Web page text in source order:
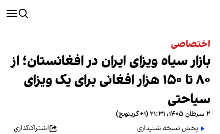
اختصاصی
بازار سیاه ویزای ایران در افغانستان؛ از
۸۰ تا ۱۵۰ هزار افغانی برای یک ویزای
سیاحتی
۲ سرطان ۱۴۰۵، ۲۱:۳۱ (‎+۱ گرینویچ)
پخش نسخه شنیداری
اشتراک‌گذاری